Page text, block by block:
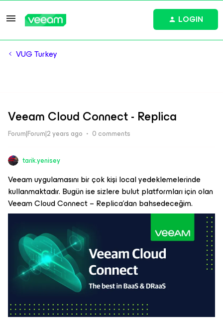
LOGIN
VUG Turkey
Veeam Cloud Connect - Replica
Forum|Forum|2 years ago 0 comments
tarik.yenisey
Veeam uygulamasını bir çok kişi local yedeklemelerinde
kullanmaktadır. Bugün ise sizlere bulut platformları için olan
Veeam Cloud Connect – Replica’dan bahsedeceğim.